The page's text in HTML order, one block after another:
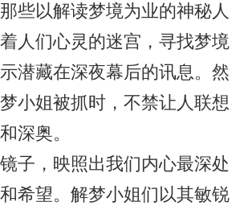
些以解读梦境为业的神秘人
人们心灵的迷宫，寻找梦境
潜藏在深夜幕后的讯息。然
小姐被抓时，不禁让人联想
深奥。
子，映照出我们内心最深处
希望。解梦小姐们以其敏锐